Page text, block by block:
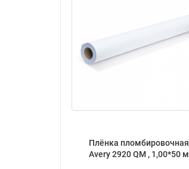
Плёнка пломбировочная
Avery 2920 QM , 1,00*50 м